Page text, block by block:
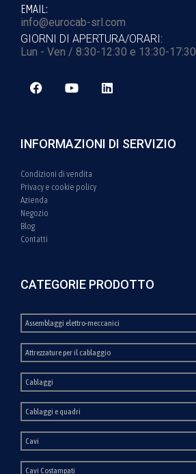
EMAIL:
info@eurocab-srl.com
GIORNI DI APERTURA/ORARI:
Lun - Ven / 8:30-12:30 e 13:30-17:30
INFORMAZIONI DI SERVIZIO
Condizioni di vendita
Privacy e cookie policy
Azienda
Negozio
Blog
Contatti
CATEGORIE PRODOTTO
Assemblaggi elettro-meccanici
Attrezzature per il cablaggio
Cablaggi
Cablaggi e quadri
Cavi
Cavi Costampati